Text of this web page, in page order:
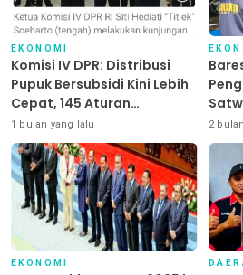
EKONOMI
Komisi IV DPR: Distribusi
Pupuk Bersubsidi Kini Lebih
Cepat, 145 Aturan
Dipangkas
1 bulan yang lalu 2
EKONOMI